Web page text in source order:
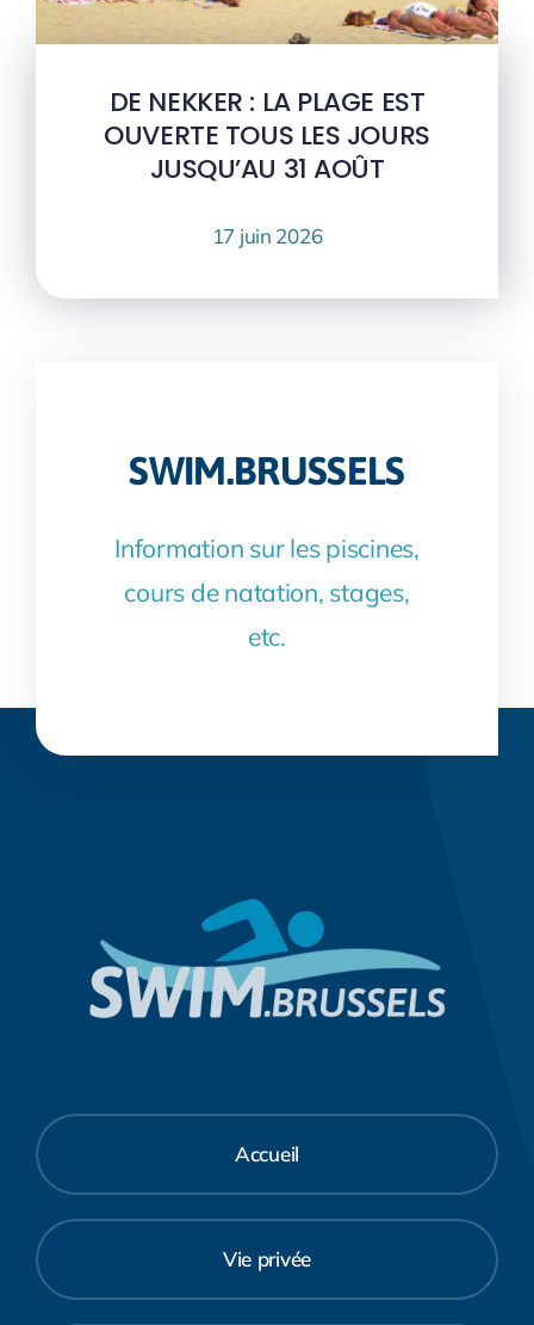
DE NEKKER : LA PLAGE EST
OUVERTE TOUS LES JOURS
JUSQU’AU 31 AOÛT
17 juin 2026
SWIM.BRUSSELS
Information sur les piscines,
cours de natation, stages,
etc.
Accueil
Vie privée